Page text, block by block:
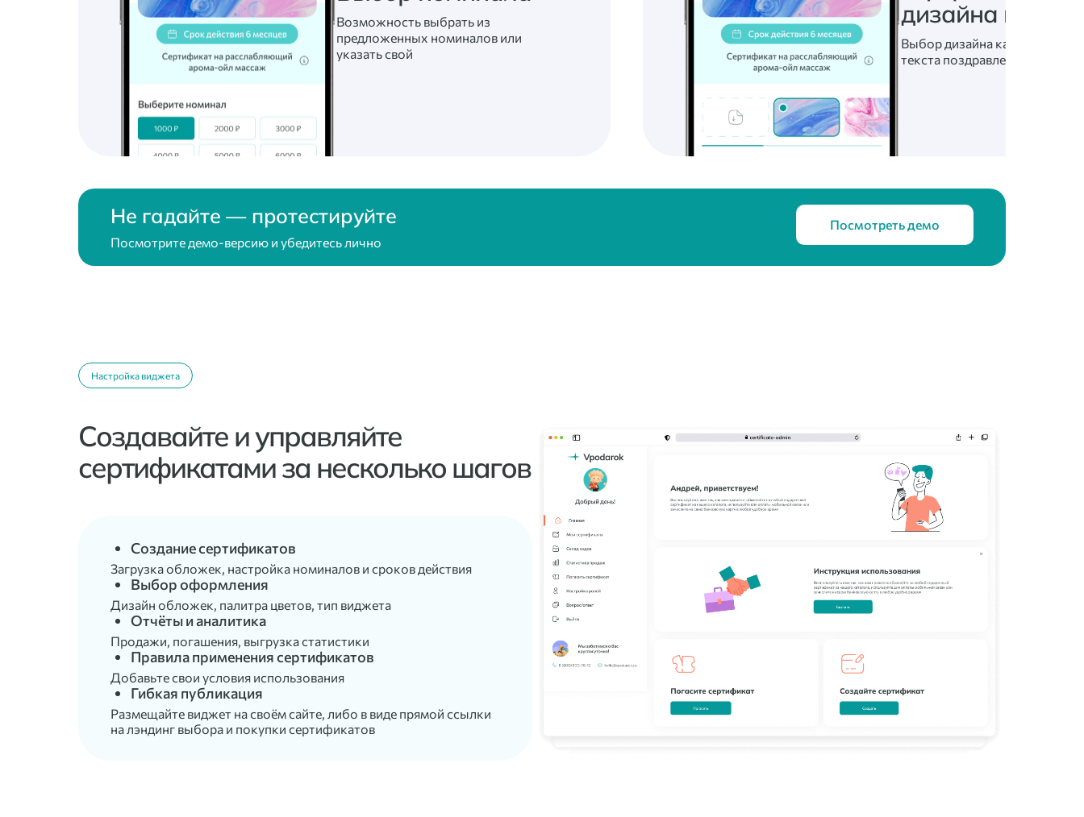
Возможность выбрать из
предложенных номиналов или
указать свой
дизайна карты
Выбор дизайна карты,
текста поздравления
Не гадайте — протестируйте
Посмотрите демо-версию и убедитесь лично
Посмотреть демо
Настройка виджета
Создавайте и управляйте
сертификатами за несколько шагов
Создание сертификатов
Загрузка обложек, настройка номиналов и сроков действия
Выбор оформления
Дизайн обложек, палитра цветов, тип виджета
Отчёты и аналитика
Продажи, погашения, выгрузка статистики
Правила применения сертификатов
Добавьте свои условия использования
Гибкая публикация
Размещайте виджет на своём сайте, либо в виде прямой ссылки
на лэндинг выбора и покупки сертификатов